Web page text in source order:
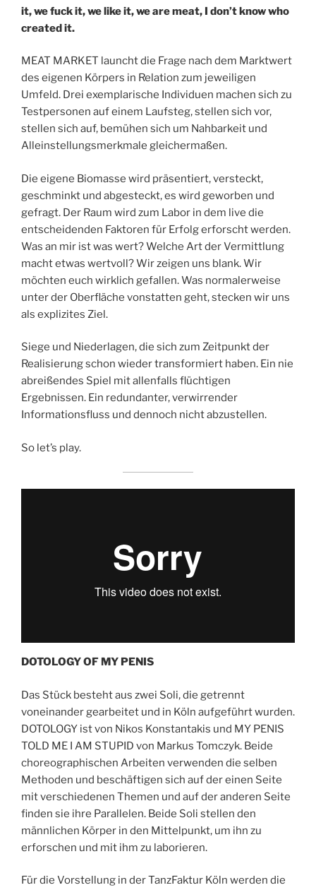
it, we fuck it, we like it, we are meat, I don’t know who
created it.
MEAT MARKET launcht die Frage nach dem Marktwert
des eigenen Körpers in Relation zum jeweiligen
Umfeld. Drei exemplarische Individuen machen sich zu
Testpersonen auf einem Laufsteg, stellen sich vor,
stellen sich auf, bemühen sich um Nahbarkeit und
Alleinstellungsmerkmale gleichermaßen.
Die eigene Biomasse wird präsentiert, versteckt,
geschminkt und abgesteckt, es wird geworben und
gefragt. Der Raum wird zum Labor in dem live die
entscheidenden Faktoren für Erfolg erforscht werden.
Was an mir ist was wert? Welche Art der Vermittlung
macht etwas wertvoll? Wir zeigen uns blank. Wir
möchten euch wirklich gefallen. Was normalerweise
unter der Oberfläche vonstatten geht, stecken wir uns
als explizites Ziel.
Siege und Niederlagen, die sich zum Zeitpunkt der
Realisierung schon wieder transformiert haben. Ein nie
abreißendes Spiel mit allenfalls flüchtigen
Ergebnissen. Ein redundanter, verwirrender
Informationsfluss und dennoch nicht abzustellen.
So let’s play.
DOTOLOGY OF MY PENIS
Das Stück besteht aus zwei Soli, die getrennt
voneinander gearbeitet und in Köln aufgeführt wurden.
DOTOLOGY ist von Nikos Konstantakis und MY PENIS
TOLD ME I AM STUPID von Markus Tomczyk. Beide
choreographischen Arbeiten verwenden die selben
Methoden und beschäftigen sich auf der einen Seite
mit verschiedenen Themen und auf der anderen Seite
finden sie ihre Parallelen. Beide Soli stellen den
männlichen Körper in den Mittelpunkt, um ihn zu
erforschen und mit ihm zu laborieren.
Für die Vorstellung in der TanzFaktur Köln werden die